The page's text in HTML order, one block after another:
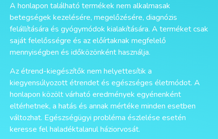
A honlapon található termékek nem alkalmasak
betegségek kezelésére, megelőzésére, diagnózis
felállítására és gyógymódok kialakítására. A terméket csak
saját felelősségre és az előírtaknak megfelelő
mennyiségben és időközönként használja.
Az étrend-kiegészítők nem helyettesítik a
kiegyensúlyozott étrendet és egészséges életmódot. A
honlapon közölt várható eredmények egyénenként
eltérhetnek, a hatás és annak mértéke minden esetben
változhat. Egészségügyi probléma észlelése esetén
keresse fel haladéktalanul háziorvosát.